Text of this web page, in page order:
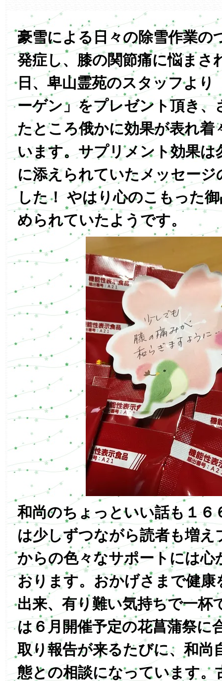
豪雪による日々の除雪作業の
発症し、膝の関節痛に悩まさ
日、卑山霊苑のスタッフより
ーゲン」をプレゼント頂き、
たところ俄かに効果が表れ着
います。サプリメント効果は
に添えられていたメッセージ
した！ やはり心のこもった
められていたようです。
和尚のちょっといい話も１６
は少しずつながら読者も増え
からの色々なサポートには心
おります。おかげさまで健康
出来、有り難い気持ちで一杯
は６月開催予定の花菖蒲祭に
取り報告が来るたびに、和尚
態との相談になっています。